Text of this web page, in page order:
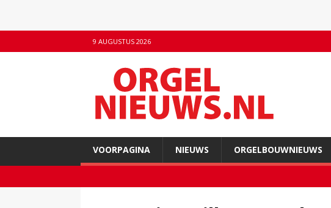
9 AUGUSTUS 2026
VOORPAGINA NIEUWS ORGELBOUWNIEUWS